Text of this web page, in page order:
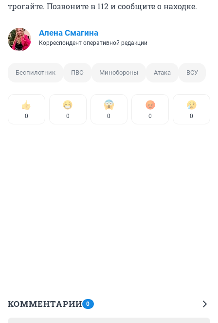
трогайте. Позвоните в 112 и сообщите о находке.
Алена Смагина
Корреспондент оперативной редакции
Беспилотник ПВО Минобороны Атака ВСУ
0 0 0 0 0
КОММЕНТАРИИ 0